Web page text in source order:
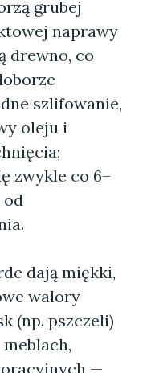
grubej
naprawy
drewno, co
szlifowanie,
oleju i
zwykle co 6–
od
dają miękki,
walory
(np. pszczeli)
—